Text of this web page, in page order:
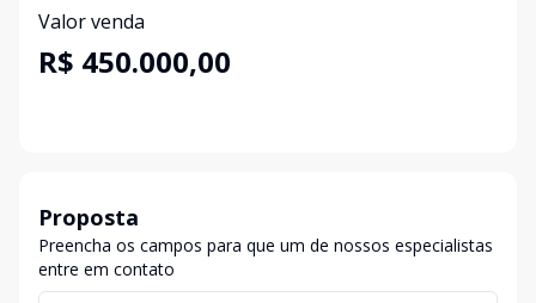
Valor venda
R$ 450.000,00
Proposta
Preencha os campos para que um de nossos especialistas
entre em contato